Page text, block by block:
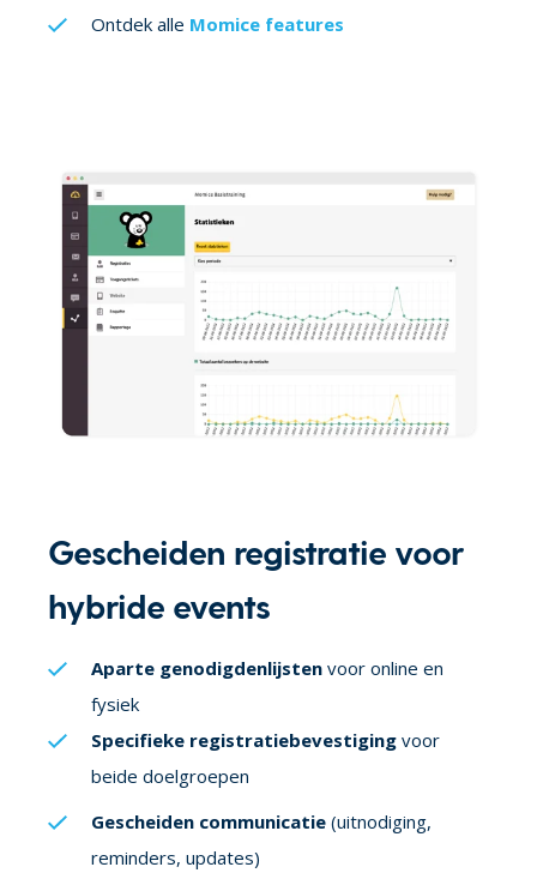
Ontdek alle Momice features
Gescheiden registratie voor
hybride events
Aparte genodigdenlijsten voor online en
fysiek
Specifieke registratiebevestiging voor
beide doelgroepen
Gescheiden communicatie (uitnodiging,
reminders, updates)